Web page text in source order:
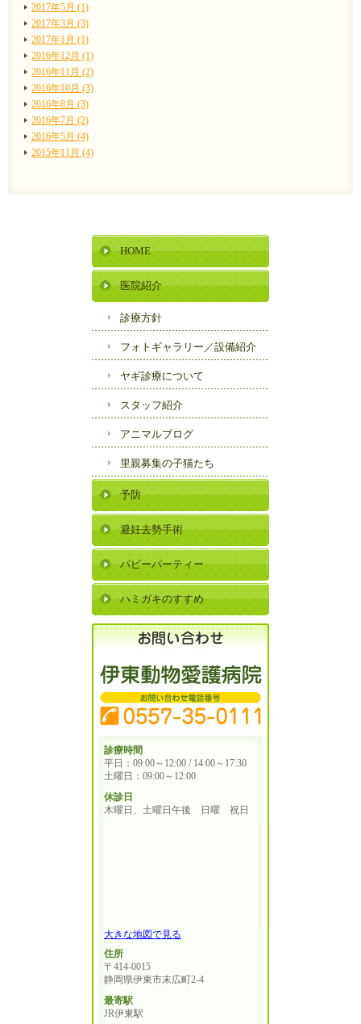
2017年5月 (1)
2017年3月 (3)
2017年1月 (1)
2016年12月 (1)
2016年11月 (2)
2016年10月 (3)
2016年8月 (3)
2016年7月 (2)
2016年5月 (4)
2015年11月 (4)
HOME
医院紹介
診療方針
フォトギャラリー／設備紹介
ヤギ診療について
スタッフ紹介
アニマルブログ
里親募集の子猫たち
予防
避妊去勢手術
パピーパーティー
ハミガキのすすめ
診療時間
平日：09:00～12:00 / 14:00～17:30
土曜日：09:00～12:00
休診日
木曜日、土曜日午後 日曜 祝日
大きな地図で見る
住所
〒414-0015
静岡県伊東市末広町2-4
最寄駅
JR伊東駅